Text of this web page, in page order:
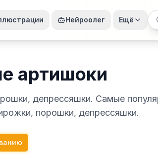
Нейроолег Ещё
артишоки
депрессяшки. Самые
порошки, депрессяшки.